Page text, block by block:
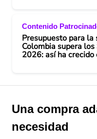
Contenido
Presupuesto para la
Colombia supera
2026: así ha crecido
Una compra
necesidad